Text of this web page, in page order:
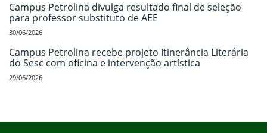
Campus Petrolina divulga resultado final de seleção
para professor substituto de AEE
30/06/2026
Campus Petrolina recebe projeto Itinerância Literária
do Sesc com oficina e intervenção artística
29/06/2026